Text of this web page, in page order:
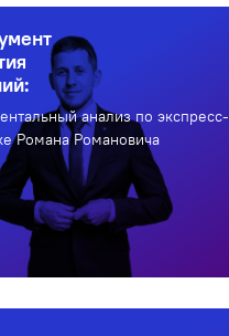
анализ по экспресс-
Романа Романовича